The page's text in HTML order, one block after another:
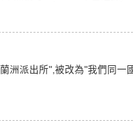
洲派出所",被改為"我們同一